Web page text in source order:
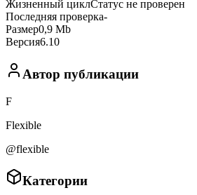
Жизненный циклСтатус не проверен
Последняя проверка-
Размер0,9 Mb
Версия6.10
Автор публикации
F
Flexible
@flexible
Категории